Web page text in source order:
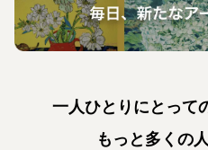
一人ひとりにとって
もっと多くの